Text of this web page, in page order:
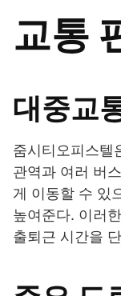
교통
대중교
줌시티오피스텔
관역과 여러 버
게 이동할 수 있
높여준다. 이러
출퇴근 시간을